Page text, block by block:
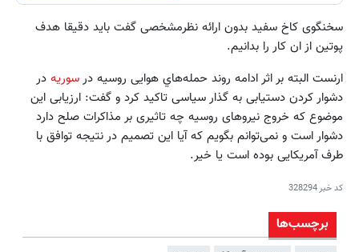
سخنگوی کاخ سفید بدون ارائه نظرمشخصی گفت باید دقیقا هدف
پوتین از ان کار را بدانیم.
ارنست البته بر اثر ادامه روند حمله‌هاي هوایی روسیه در سوریه در
دشوار کردن دستیابی به گذار سیاسی تاکید کرد و گفت: ارزیابی این
موضوع که خروج نیروهای روسیه چه تاثیری بر مذاکرات صلح دارد
دشوار است و نمی‌توانم بگویم که آیا این تصمیم در نتیجه توافق با
طرف آمریکایی بوده است یا خیر.
کد خبر328294
برچسب‌ها